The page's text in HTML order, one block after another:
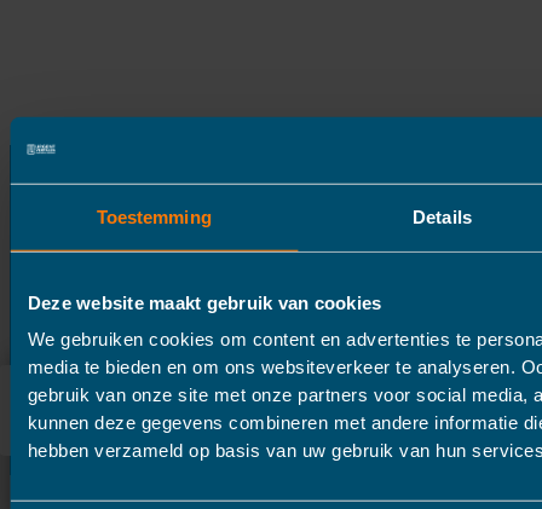
Toestemming Details
Deze website maakt gebruik van cookies
We gebruiken cookies om content en advertenties te
media te bieden en om ons websiteverkeer te analyseren.
gebruik van onze site met onze partners voor social media,
kunnen deze gegevens combineren met andere informatie
hebben verzameld op basis van uw gebruik van hun
Start direct uw
vertaling